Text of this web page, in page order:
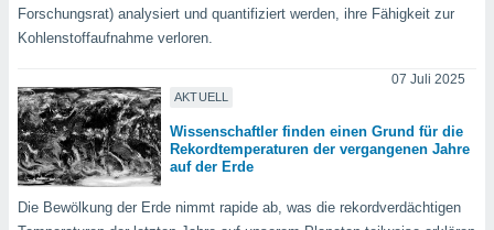
Forschungsrat) analysiert und quantifiziert werden, ihre Fähigkeit zur
Kohlenstoffaufnahme verloren.
AKTUELL
07 Juli 2025
Wissenschaftler finden einen Grund für die
Rekordtemperaturen der vergangenen Jahre
auf der Erde
Die Bewölkung der Erde nimmt rapide ab, was die rekordverdächtigen